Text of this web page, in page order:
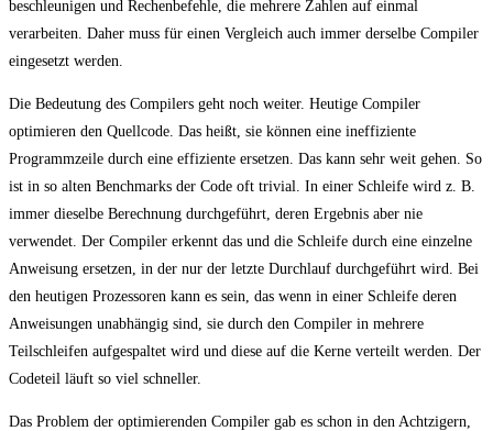
beschleunigen und Rechenbefehle, die mehrere Zahlen auf einmal
verarbeiten. Daher muss für einen Vergleich auch immer derselbe Compiler
eingesetzt werden.
Die Bedeutung des Compilers geht noch weiter. Heutige Compiler
optimieren den Quellcode. Das heißt, sie können eine ineffiziente
Programmzeile durch eine effiziente ersetzen. Das kann sehr weit gehen. So
ist in so alten Benchmarks der Code oft trivial. In einer Schleife wird z. B.
immer dieselbe Berechnung durchgeführt, deren Ergebnis aber nie
verwendet. Der Compiler erkennt das und die Schleife durch eine einzelne
Anweisung ersetzen, in der nur der letzte Durchlauf durchgeführt wird. Bei
den heutigen Prozessoren kann es sein, das wenn in einer Schleife deren
Anweisungen unabhängig sind, sie durch den Compiler in mehrere
Teilschleifen aufgespaltet wird und diese auf die Kerne verteilt werden. Der
Codeteil läuft so viel schneller.
Das Problem der optimierenden Compiler gab es schon in den Achtzigern,